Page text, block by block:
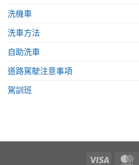
洗機車
洗車方法
自助洗車
道路駕駛注意事項
駕訓班